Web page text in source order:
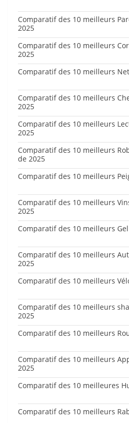
Comparatif des 10 meilleurs
2025
Comparatif des 10 meilleurs
2025
Comparatif des 10 meilleurs
Comparatif des 10 meilleurs
2025
Comparatif des 10 meilleurs
2025
Comparatif des 10 meilleurs
de 2025
Comparatif des 10 meilleurs
Comparatif des 10 meilleurs
2025
Comparatif des 10 meilleurs
Comparatif des 10 meilleurs
2025
Comparatif des 10 meilleurs
Comparatif des 10 meilleurs
2025
Comparatif des 10 meilleurs
Comparatif des 10 meilleurs
2025
Comparatif des 10 meilleures
Comparatif des 10 meilleurs